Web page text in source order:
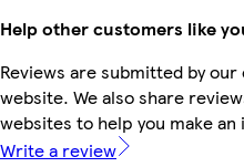
Help other customers like
Reviews are submitted by
website. We also share
websites to help you make
Write a review